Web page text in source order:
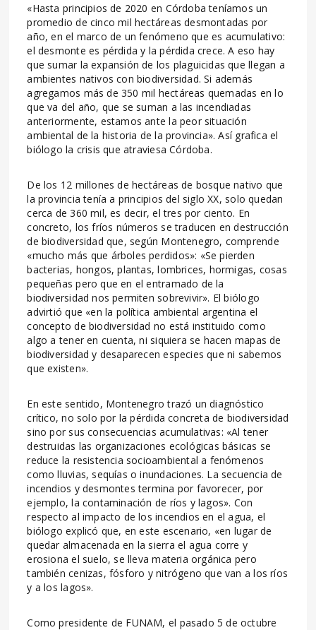
«Hasta principios de 2020 en Córdoba teníamos un
promedio de cinco mil hectáreas desmontadas por
año, en el marco de un fenómeno que es acumulativo:
el desmonte es pérdida y la pérdida crece. A eso hay
que sumar la expansión de los plaguicidas que llegan a
ambientes nativos con biodiversidad. Si además
agregamos más de 350 mil hectáreas quemadas en lo
que va del año, que se suman a las incendiadas
anteriormente, estamos ante la peor situación
ambiental de la historia de la provincia». Así grafica el
biólogo la crisis que atraviesa Córdoba.
De los 12 millones de hectáreas de bosque nativo que
la provincia tenía a principios del siglo XX, solo quedan
cerca de 360 mil, es decir, el tres por ciento. En
concreto, los fríos números se traducen en destrucción
de biodiversidad que, según Montenegro, comprende
«mucho más que árboles perdidos»: «Se pierden
bacterias, hongos, plantas, lombrices, hormigas, cosas
pequeñas pero que en el entramado de la
biodiversidad nos permiten sobrevivir». El biólogo
advirtió que «en la política ambiental argentina el
concepto de biodiversidad no está instituido como
algo a tener en cuenta, ni siquiera se hacen mapas de
biodiversidad y desaparecen especies que ni sabemos
que existen».
En este sentido, Montenegro trazó un diagnóstico
crítico, no solo por la pérdida concreta de biodiversidad
sino por sus consecuencias acumulativas: «Al tener
destruidas las organizaciones ecológicas básicas se
reduce la resistencia socioambiental a fenómenos
como lluvias, sequías o inundaciones. La secuencia de
incendios y desmontes termina por favorecer, por
ejemplo, la contaminación de ríos y lagos». Con
respecto al impacto de los incendios en el agua, el
biólogo explicó que, en este escenario, «en lugar de
quedar almacenada en la sierra el agua corre y
erosiona el suelo, se lleva materia orgánica pero
también cenizas, fósforo y nitrógeno que van a los ríos
y a los lagos».
Como presidente de FUNAM, el pasado 5 de octubre